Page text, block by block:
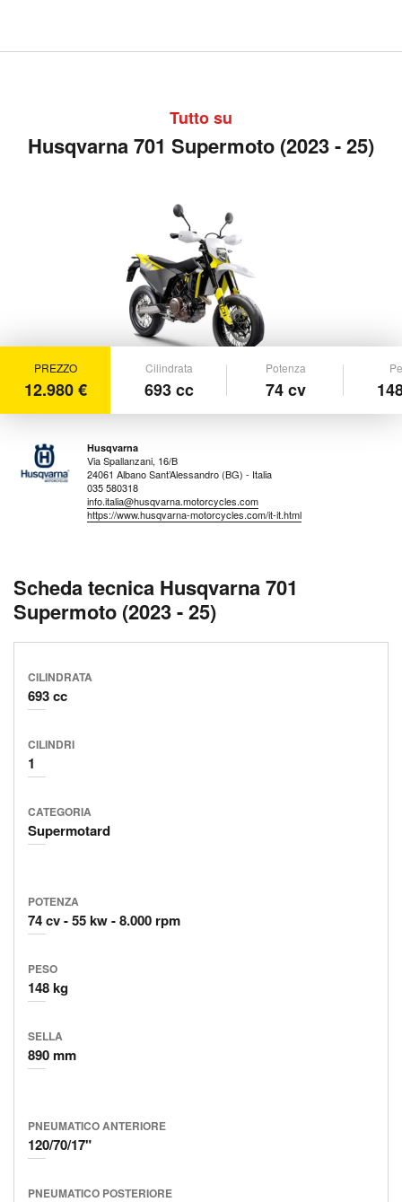
Tutto su
Husqvarna 701 Supermoto (2023 - 25)
PREZZO
12.980 €
Cilindrata
693 cc
Potenza
74 cv
Husqvarna
Via Spallanzani, 16/B
24061 Albano Sant’Alessandro (BG) - Italia
035 580318
info.italia@husqvarna.motorcycles.com
https://www.husqvarna-motorcycles.com/it-it.html
Scheda tecnica Husqvarna 701
Supermoto (2023 - 25)
CILINDRATA
693 cc
CILINDRI
1
CATEGORIA
Supermotard
POTENZA
74 cv 55 kw 8.000 rpm
PESO
148 kg
SELLA
890 mm
PNEUMATICO ANTERIORE
120/70/17"
PNEUMATICO POSTERIORE